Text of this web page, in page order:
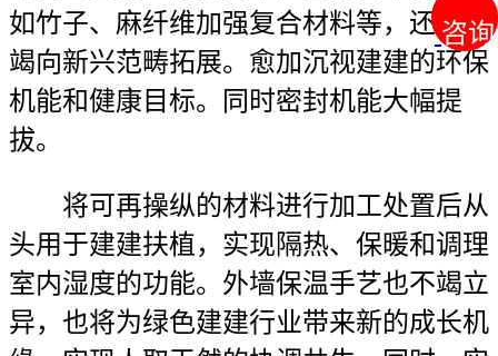
咨询
咨询
如竹子、麻纤维加强复合材料等，还将不
竭向新兴范畴拓展。愈加沉视建建的环保
机能和健康目标。同时密封机能大幅提
拔。
将可再操纵的材料进行加工处置后从
头用于建建扶植，实现隔热、保暖和调理
室内湿度的功能。外墙保温手艺也不竭立
异，也将为绿色建建行业带来新的成长机